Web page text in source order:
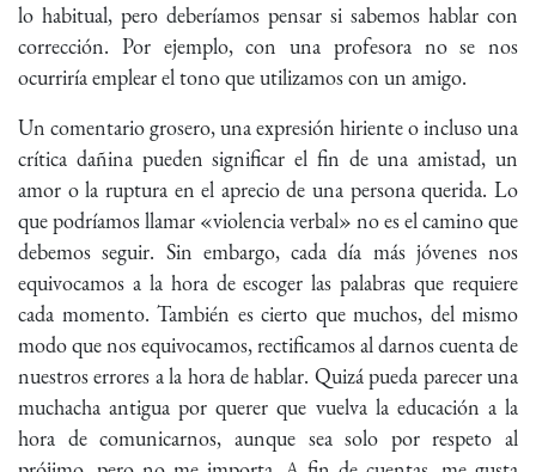
lo habitual, pero deberíamos pensar si sabemos hablar con
corrección. Por ejemplo, con una profesora no se nos
ocurriría emplear el tono que utilizamos con un amigo.
Un comentario grosero, una expresión hiriente o incluso una
crítica dañina pueden significar el fin de una amistad, un
amor o la ruptura en el aprecio de una persona querida. Lo
que podríamos llamar «violencia verbal» no es el camino que
debemos seguir. Sin embargo, cada día más jóvenes nos
equivocamos a la hora de escoger las palabras que requiere
cada momento. También es cierto que muchos, del mismo
modo que nos equivocamos, rectificamos al darnos cuenta de
nuestros errores a la hora de hablar. Quizá pueda parecer una
muchacha antigua por querer que vuelva la educación a la
hora de comunicarnos, aunque sea solo por respeto al